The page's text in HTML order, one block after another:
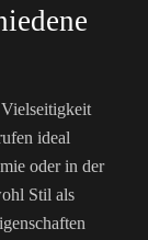
ideal
oder in der
Stil als